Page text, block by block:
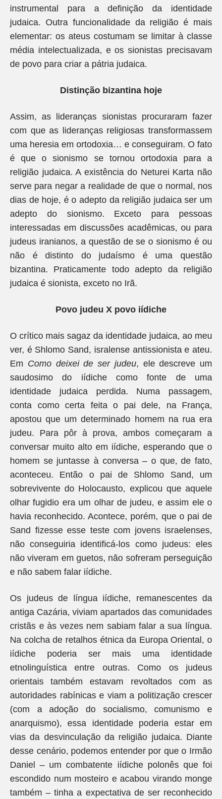
instrumental para a definição da identidade
judaica. Outra funcionalidade da religião é mais
elementar: os ateus costumam se limitar à classe
média intelectualizada, e os sionistas precisavam
de povo para criar a pátria judaica.
Distinção bizantina hoje
Assim, as lideranças sionistas procuraram fazer
com que as lideranças religiosas transformassem
uma heresia em ortodoxia… e conseguiram. O fato
é que o sionismo se tornou ortodoxia para a
religião judaica. A existência do Neturei Karta não
serve para negar a realidade de que o normal, nos
dias de hoje, é o adepto da religião judaica ser um
adepto do sionismo. Exceto para pessoas
interessadas em discussões acadêmicas, ou para
judeus iranianos, a questão de se o sionismo é ou
não é distinto do judaísmo é uma questão
bizantina. Praticamente todo adepto da religião
judaica é sionista, exceto no Irã.
Povo judeu X povo iídiche
O crítico mais sagaz da identidade judaica, ao meu
ver, é Shlomo Sand, isralense antissionista e ateu.
Em Como deixei de ser judeu, ele descreve um
saudosimo do iídiche como fonte de uma
identidade judaica perdida. Numa passagem,
conta como certa feita o pai dele, na França,
apostou que um determinado homem na rua era
judeu. Para pôr à prova, ambos começaram a
conversar muito alto em iídiche, esperando que o
homem se juntasse à conversa – o que, de fato,
aconteceu. Então o pai de Shlomo Sand, um
sobrevivente do Holocausto, explicou que aquele
olhar fugidio era um olhar de judeu, e assim ele o
havia reconhecido. Acontece, porém, que o pai de
Sand fizesse esse teste com jovens israelenses,
não conseguiria identificá-los como judeus: eles
não viveram em guetos, não sofreram perseguição
e não sabem falar iídiche.
Os judeus de língua iídiche, remanescentes da
antiga Cazária, viviam apartados das comunidades
cristãs e às vezes nem sabiam falar a sua língua.
Na colcha de retalhos étnica da Europa Oriental, o
iídiche poderia ser mais uma identidade
etnolinguística entre outras. Como os judeus
orientais também estavam revoltados com as
autoridades rabínicas e viam a politização crescer
(com a adoção do socialismo, comunismo e
anarquismo), essa identidade poderia estar em
vias da desvinculação da religião judaica. Diante
desse cenário, podemos entender por que o Irmão
Daniel – um combatente iídiche polonês que foi
escondido num mosteiro e acabou virando monge
também – tinha a expectativa de ser reconhecido